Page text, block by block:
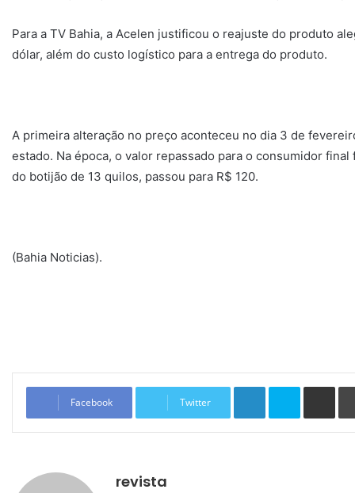
Para a TV Bahia, a Acelen justificou o reajuste do produto
dólar, além do custo logístico para a entrega do produto.
A primeira alteração no preço aconteceu no dia 3 de
estado. Na época, o valor repassado para o consumidor
do botijão de 13 quilos, passou para R$ 120.
(Bahia Noticias).
Facebook Twitter
Linkedin Skype
revista